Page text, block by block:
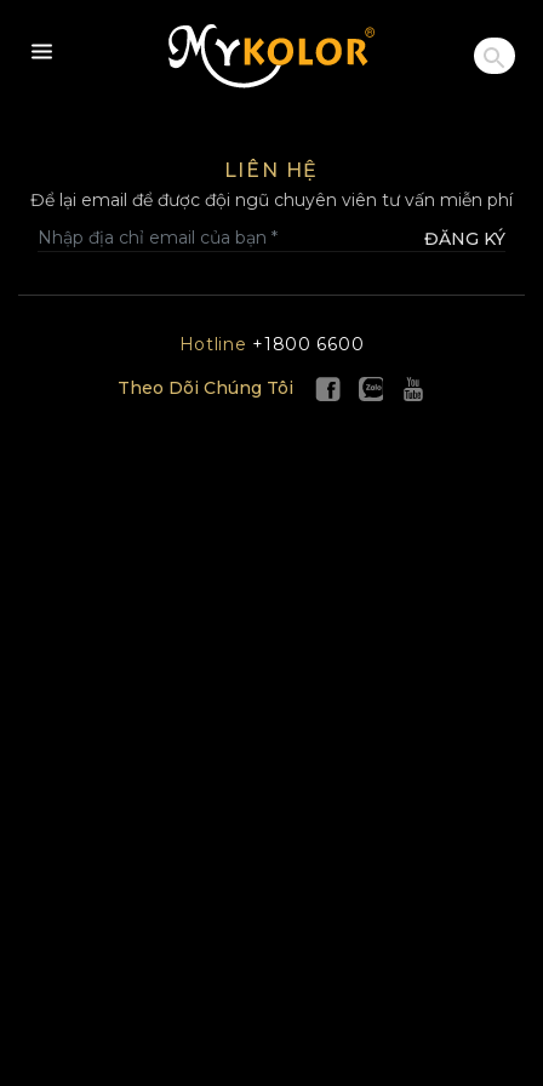
MYKOLOR
LIÊN HỆ
Để lại email để được đội ngũ chuyên viên tư vấn miễn phí
ĐĂNG KÝ
Hotline +1800 6600
Theo Dõi Chúng Tôi